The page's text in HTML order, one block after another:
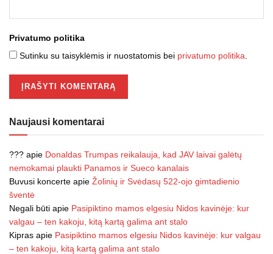
Privatumo politika
Sutinku su taisyklėmis ir nuostatomis bei privatumo politika
Naujausi komentarai
??? apie Donaldas Trumpas reikalauja, kad JAV laivai galėtų
nemokamai plaukti Panamos ir Sueco kanalais
Buvusi koncerte apie Žolinių ir Svėdasų 522-ojo gimtadienio
šventė
Negali būti apie Pasipiktino mamos elgesiu Nidos kavinėje: kur
valgau – ten kakoju, kitą kartą galima ant stalo
Kipras apie Pasipiktino mamos elgesiu Nidos kavinėje: kur valgau
– ten kakoju, kitą kartą galima ant stalo